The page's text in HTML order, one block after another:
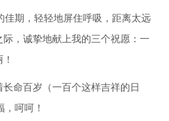
期，轻轻地屏住呼吸，距离太远
，诚挚地献上我的三个祝愿：一
命百岁（一百个这样吉祥的日
呵呵！